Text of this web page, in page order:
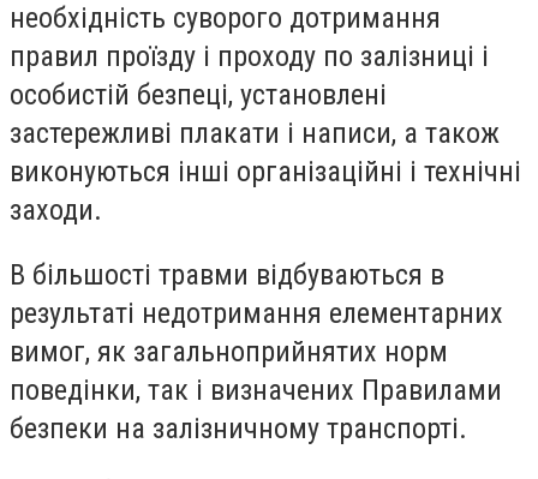
необхідність суворого дотримання
правил проїзду і проходу по залізниці і
особистій безпеці, установлені
застережливі плакати і написи, а також
виконуються інші організаційні і технічні
заходи.
В більшості травми відбуваються в
результаті недотримання елементарних
вимог, як загальноприйнятих норм
поведінки, так і визначених Правилами
безпеки на залізничному транспорті.